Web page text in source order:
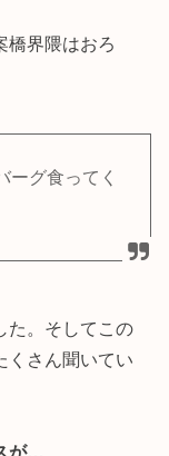
橋界隈はおろ
ーグ食ってく
た。そしてこの
くさん聞いてい
が…